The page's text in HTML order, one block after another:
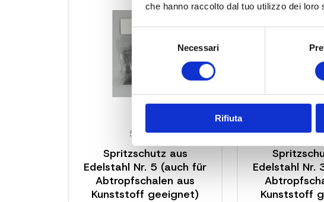
che hanno raccolto dal tuo utilizzo dei loro
Selezione
del
consenso
Necessari
Rifiuta
5603 L
Spritzschutz aus
Edelstahl Nr. 5 (auch für
Abtropfschalen aus
Kunststoff geeignet)
5703
Edelstahl Nr.
Kunststoff